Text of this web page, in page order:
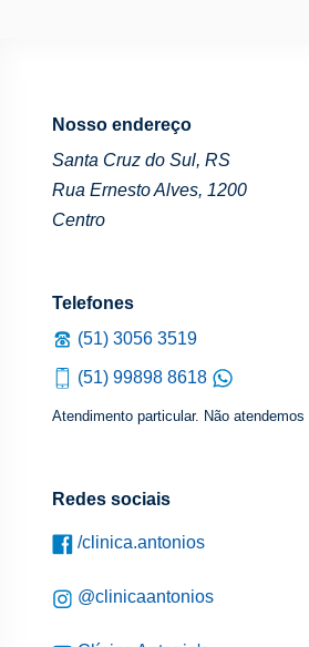
Nosso endereço
Santa Cruz do Sul, RS
Rua Ernesto Alves, 1200
Centro
Telefones
(51) 3056 3519
(51) 99898 8618
Atendimento particular. Não atendemos
Redes sociais
/clinica.antonios
@clinicaantonios